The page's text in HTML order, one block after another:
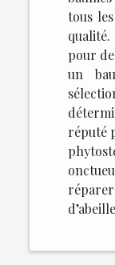
tous
pour
un
réputé